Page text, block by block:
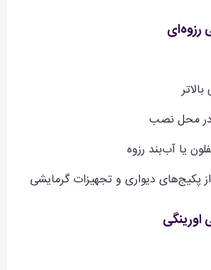
رزوه‌ای
در محل نصب
یا آب‌بند رزوه
پکیج‌های دیواری و تجهیزات گرمایشی
اورینگی